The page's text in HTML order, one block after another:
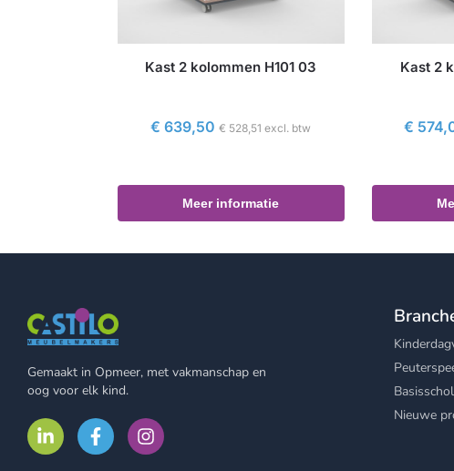
Kast 2 kolommen H101 03
€ 639,50 € 528,51 excl. btw
Meer informatie
Kast 2
€
Gemaakt in Opmeer, met vakmanschap en
oog voor elk kind.
Nieuwe